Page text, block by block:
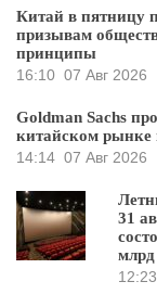
Китай в пятницу
призывам
принципы
16:10 07 Авг 2026
Goldman Sachs
китайском рынке
14:14 07 Авг 2026
31
12:23